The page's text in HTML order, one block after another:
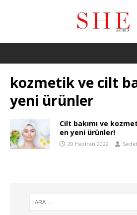
kozmetik ve cilt
yeni ürünler
Cilt bakımı ve
en yeni ürünler!
20 Haziran 2022